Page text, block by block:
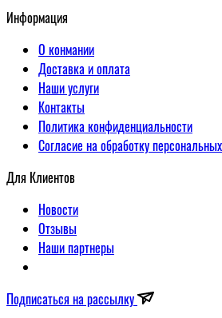
Информация
О конмании
Доставка и оплата
Наши услуги
Контакты
Политика конфиденциальности
Согласие на обработку
Для Клиентов
Новости
Отзывы
Наши партнеры
Подписаться на рассылку